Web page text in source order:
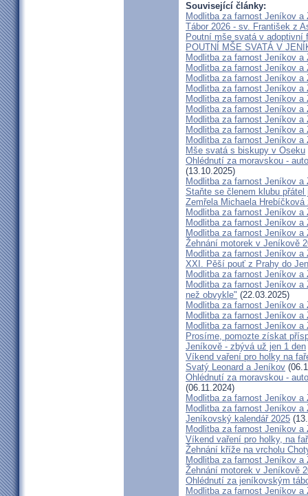
Související články:
Modlitba za farnost Jeníkov a
Tábor 2026 - sv. František z
Poutní mše svatá v adoptivní
POUTNÍ MŠE SVATÁ V
Modlitba za farnost Jeníkov a
Modlitba za farnost Jeníkov a
Modlitba za farnost Jeníkov a
Modlitba za farnost Jeníkov a
Modlitba za farnost Jeníkov a
Modlitba za farnost Jeníkov a
Modlitba za farnost Jeníkov a
Modlitba za farnost Jeníkov a
Modlitba za farnost Jeníkov a
Mše svatá s biskupy v Oseku
Ohlédnutí za moravskou -
(13.10.2025)
Modlitba za farnost Jeníkov a
Staňte se členem klubu
Zemřela Michaela
Modlitba za farnost Jeníkov a
Modlitba za farnost Jeníkov a
Modlitba za farnost Jeníkov a
Žehnání motorek v Jeníkově
Modlitba za farnost Jeníkov a
XXI. Pěší pouť z Prahy do
Modlitba za farnost Jeníkov a
Modlitba za farnost Jeníkov
než obvykle" (22.03.2025)
Modlitba za farnost Jeníkov a
Modlitba za farnost Jeníkov a
Modlitba za farnost Jeníkov a
Prosíme, pomozte získat
Jeníkově - zbývá už jen 1 den
Víkend vaření pro holky na
Svatý Leonard a Jeníkov
Ohlédnutí za moravskou -
(06.11.2024)
Modlitba za farnost Jeníkov a
Modlitba za farnost Jeníkov a
Jeníkovský kalendář 2025
Modlitba za farnost Jeníkov a
Víkend vaření pro holky, na
Žehnání kříže na vrcholu
Modlitba za farnost Jeníkov a
Žehnání motorek v Jeníkově
Ohlédnutí za jeníkovským
Modlitba za farnost Jeníkov a